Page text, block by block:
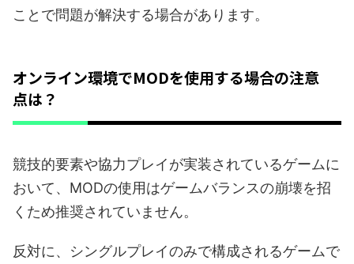
ことで問題が解決する場合があります。
オンライン環境でMODを使用する場合の注意
点は？
競技的要素や協力プレイが実装されているゲームに
おいて、MODの使用はゲームバランスの崩壊を招
くため推奨されていません。
反対に、シングルプレイのみで構成されるゲームで